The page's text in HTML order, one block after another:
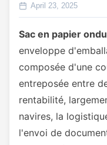
April 23, 2025
Sac en papier
enveloppe
composée d'une
entreposée entre
rentabilité,
navires, la
l'envoi de